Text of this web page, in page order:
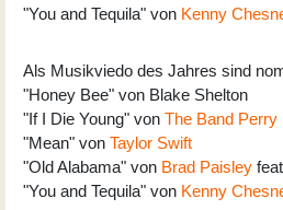
"You and Tequila" von Kenny
Als Musikviedo des Jahres sind
"Honey Bee" von Blake Shelton
"If I Die Young" von The Band Perry
"Mean" von Taylor Swift
"Old Alabama" von Brad Paisley
"You and Tequila" von Kenny